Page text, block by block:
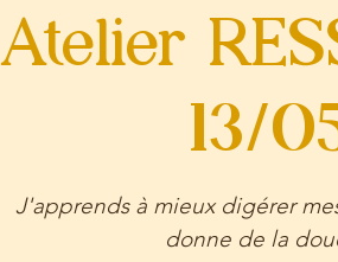
Atelier
13/
J'apprends à mieux digérer
donne de la